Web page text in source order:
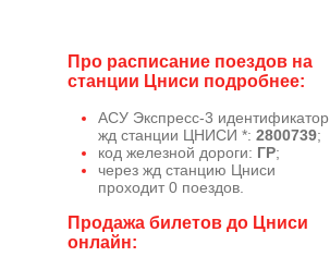
Про расписание поездов на
станции Цниси подробнее:
АСУ Экспресс-3 идентификатор
жд станции ЦНИСИ *: 2800739;
код железной дороги: ГР;
через жд станцию Цниси
проходит 0 поездов.
Продажа билетов до Цниси
онлайн: